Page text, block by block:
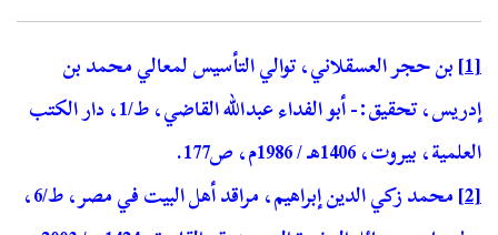
[1] بن حجر العسقلاني، توالي التأسيس لمعالي محمد بن
إدريس، تحقيق:- أبو الفداء عبدالله القاضي، ط/1، دار الكتب
العلمية، بيروت، 1406هـ / 1986م، ص177.
[2]
محمد زكي الدين إبراهيم، مراقد أهل البيت في مصر، ط/6،